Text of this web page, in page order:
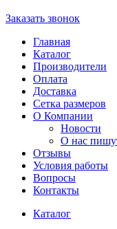
Заказать звонок
Главная
Каталог
Производители
Оплата
Доставка
Сетка размеров
О Компании
Новости
О нас
Отзывы
Условия работы
Вопросы
Контакты
Каталог